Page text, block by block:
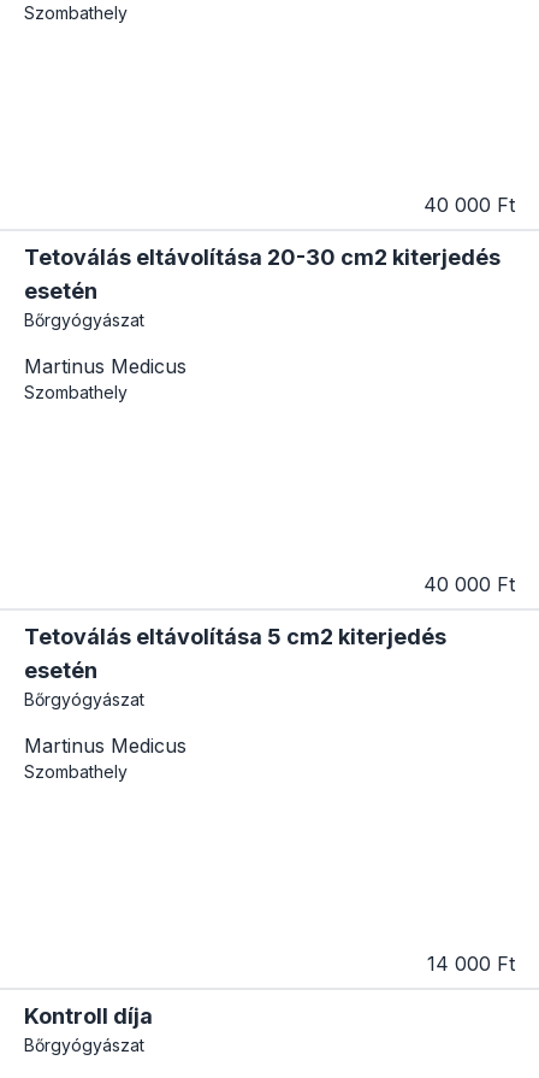
Szombathely
40 000 Ft
Tetoválás eltávolítása 20-30 cm2 kiterjedés
esetén
Bőrgyógyászat
Martinus Medicus
Szombathely
40 000 Ft
Tetoválás eltávolítása 5 cm2 kiterjedés
esetén
Bőrgyógyászat
Martinus Medicus
Szombathely
14 000 Ft
Kontroll díja
Bőrgyógyászat